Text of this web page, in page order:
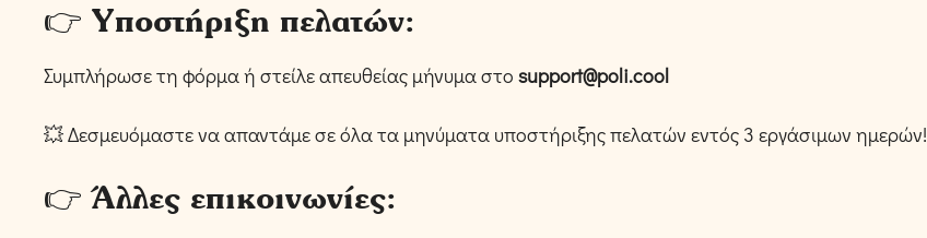
👉 Υποστήριξη πελατών:
Συμπλήρωσε τη φόρμα ή στείλε απευθείας μήνυμα στο support@poli.cool
💥 Δεσμευόμαστε να απαντάμε σε όλα τα μηνύματα υποστήριξης πελατών εντός 3 εργάσιμων ημερών!
👉 Άλλες επικοινωνίες: